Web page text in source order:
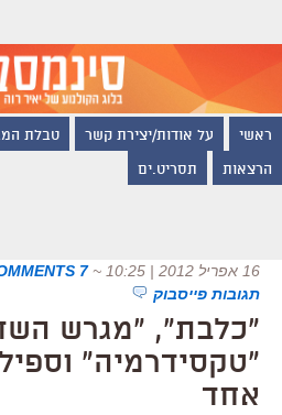
ראשי על אודות/יצירת קשר טבלת
הרצאות תסריט.ים
16 אפריל 2012 | 10:25 ~
7 COMMENTS
תגובות פייסבוק
"כלבת", "מגרש
"טקסידרמיה"
אחד